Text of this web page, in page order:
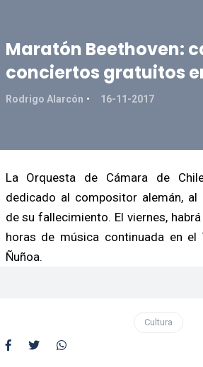
Maratón Beethoven:
conciertos gratuitos
Rodrigo Alarcón 16-11-2017
La Orquesta de Cámara de
dedicado al compositor alemán,
de su fallecimiento. El viernes,
horas de música continuada en el
Ñuñoa.
Cultura